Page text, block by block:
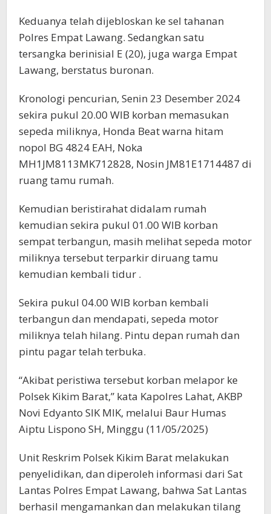
Keduanya telah dijebloskan ke sel tahanan
Polres Empat Lawang. Sedangkan satu
tersangka berinisial E (20), juga warga Empat
Lawang, berstatus buronan.
Kronologi pencurian, Senin 23 Desember 2024
sekira pukul 20.00 WIB korban memasukan
sepeda miliknya, Honda Beat warna hitam
nopol BG 4824 EAH, Noka
MH1JM8113MK712828, Nosin JM81E1714487 di
ruang tamu rumah.
Kemudian beristirahat didalam rumah
kemudian sekira pukul 01.00 WIB korban
sempat terbangun, masih melihat sepeda motor
miliknya tersebut terparkir diruang tamu
kemudian kembali tidur .
Sekira pukul 04.00 WIB korban kembali
terbangun dan mendapati, sepeda motor
miliknya telah hilang. Pintu depan rumah dan
pintu pagar telah terbuka.
“Akibat peristiwa tersebut korban melapor ke
Polsek Kikim Barat,” kata Kapolres Lahat, AKBP
Novi Edyanto SIK MIK, melalui Baur Humas
Aiptu Lispono SH, Minggu (11/05/2025)
Unit Reskrim Polsek Kikim Barat melakukan
penyelidikan, dan diperoleh informasi dari Sat
Lantas Polres Empat Lawang, bahwa Sat Lantas
berhasil mengamankan dan melakukan tilang